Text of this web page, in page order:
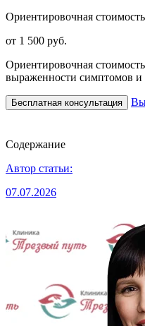
Ориентировочная стоимость
от 1 500 руб.
Ориентировочная
выраженности симптомов
Бесплатная консультация
Содержание
Автор статьи:
07.07.2026